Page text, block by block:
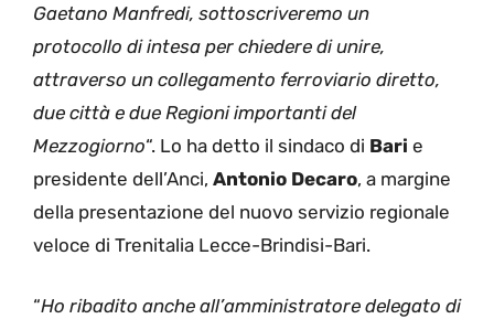
Gaetano Manfredi, sottoscriveremo un
protocollo di intesa per chiedere di unire,
attraverso un collegamento ferroviario diretto,
due città e due Regioni importanti del
Mezzogiorno“. Lo ha detto il sindaco di Bari e
presidente dell’Anci, Antonio Decaro, a margine
della presentazione del nuovo servizio regionale
veloce di Trenitalia Lecce-Brindisi-Bari.
“Ho ribadito anche all’amministratore delegato di